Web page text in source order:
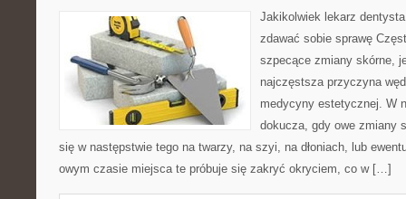
Jakikolwiek lekarz
zdawać sobie sprawę
szpecące zmiany skórne,
najczęstsza przyczyna
medycyny estetycznej. W
dokucza, gdy owe zmiany
się w następstwie tego na twarzy, na szyi, na dłoniach, lub
owym czasie miejsca te próbuje się zakryć okryciem, co w […]